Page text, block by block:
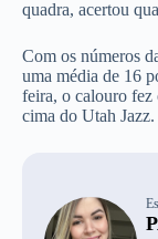
quadra, acertou
Com os números
uma média de 16
feira, o calouro fez
cima do Utah Jazz.